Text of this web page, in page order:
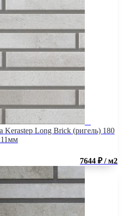
Kerastep Long Brick (ригель) 180
7644 ₽ / м2